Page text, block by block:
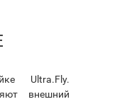
Ultra.Fly.
внешний